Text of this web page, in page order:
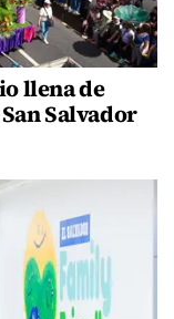
llena de
Salvador